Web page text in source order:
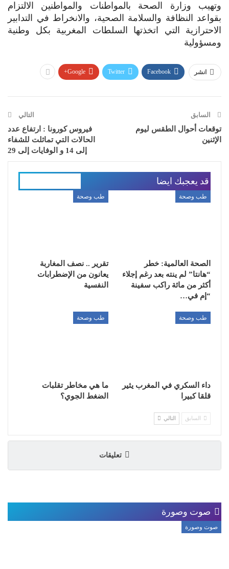
وتهيب وزارة الصحة بالمواطنات والمواطنين الالتزام
بقواعد النظافة والسلامة الصحية، والانخراط في التدابير
الاحترازية التي اتخذتها السلطات المغربية بكل وطنية
ومسؤولية
انشر Facebook
Twitter
Google+
السابق
توقعات أحوال الطقس ليوم
الإثنين
التالي
فيروس كورونا : ارتفاع عدد
الحالات التي تماثلت للشفاء
إلى 14 و الوفايات إلى 29
قد يعجبك ايضا
طب وصحة
الصحة العالمية: خطر
“هانتا” لم ينته بعد رغم إجلاء
أكثر من مائة راكب سفينة
“إم في…
طب وصحة
تقرير .. نصف المغاربة
يعانون من الإضطرابات
النفسية
طب وصحة
داء السكري في المغرب يثير
قلقا كبيرا
طب وصحة
ما هي مخاطر تقلبات
الضغط الجوي؟
السابق التالي
تعليقات
صوت وصورة
صوت وصورة